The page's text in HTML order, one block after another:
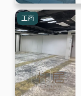
工商